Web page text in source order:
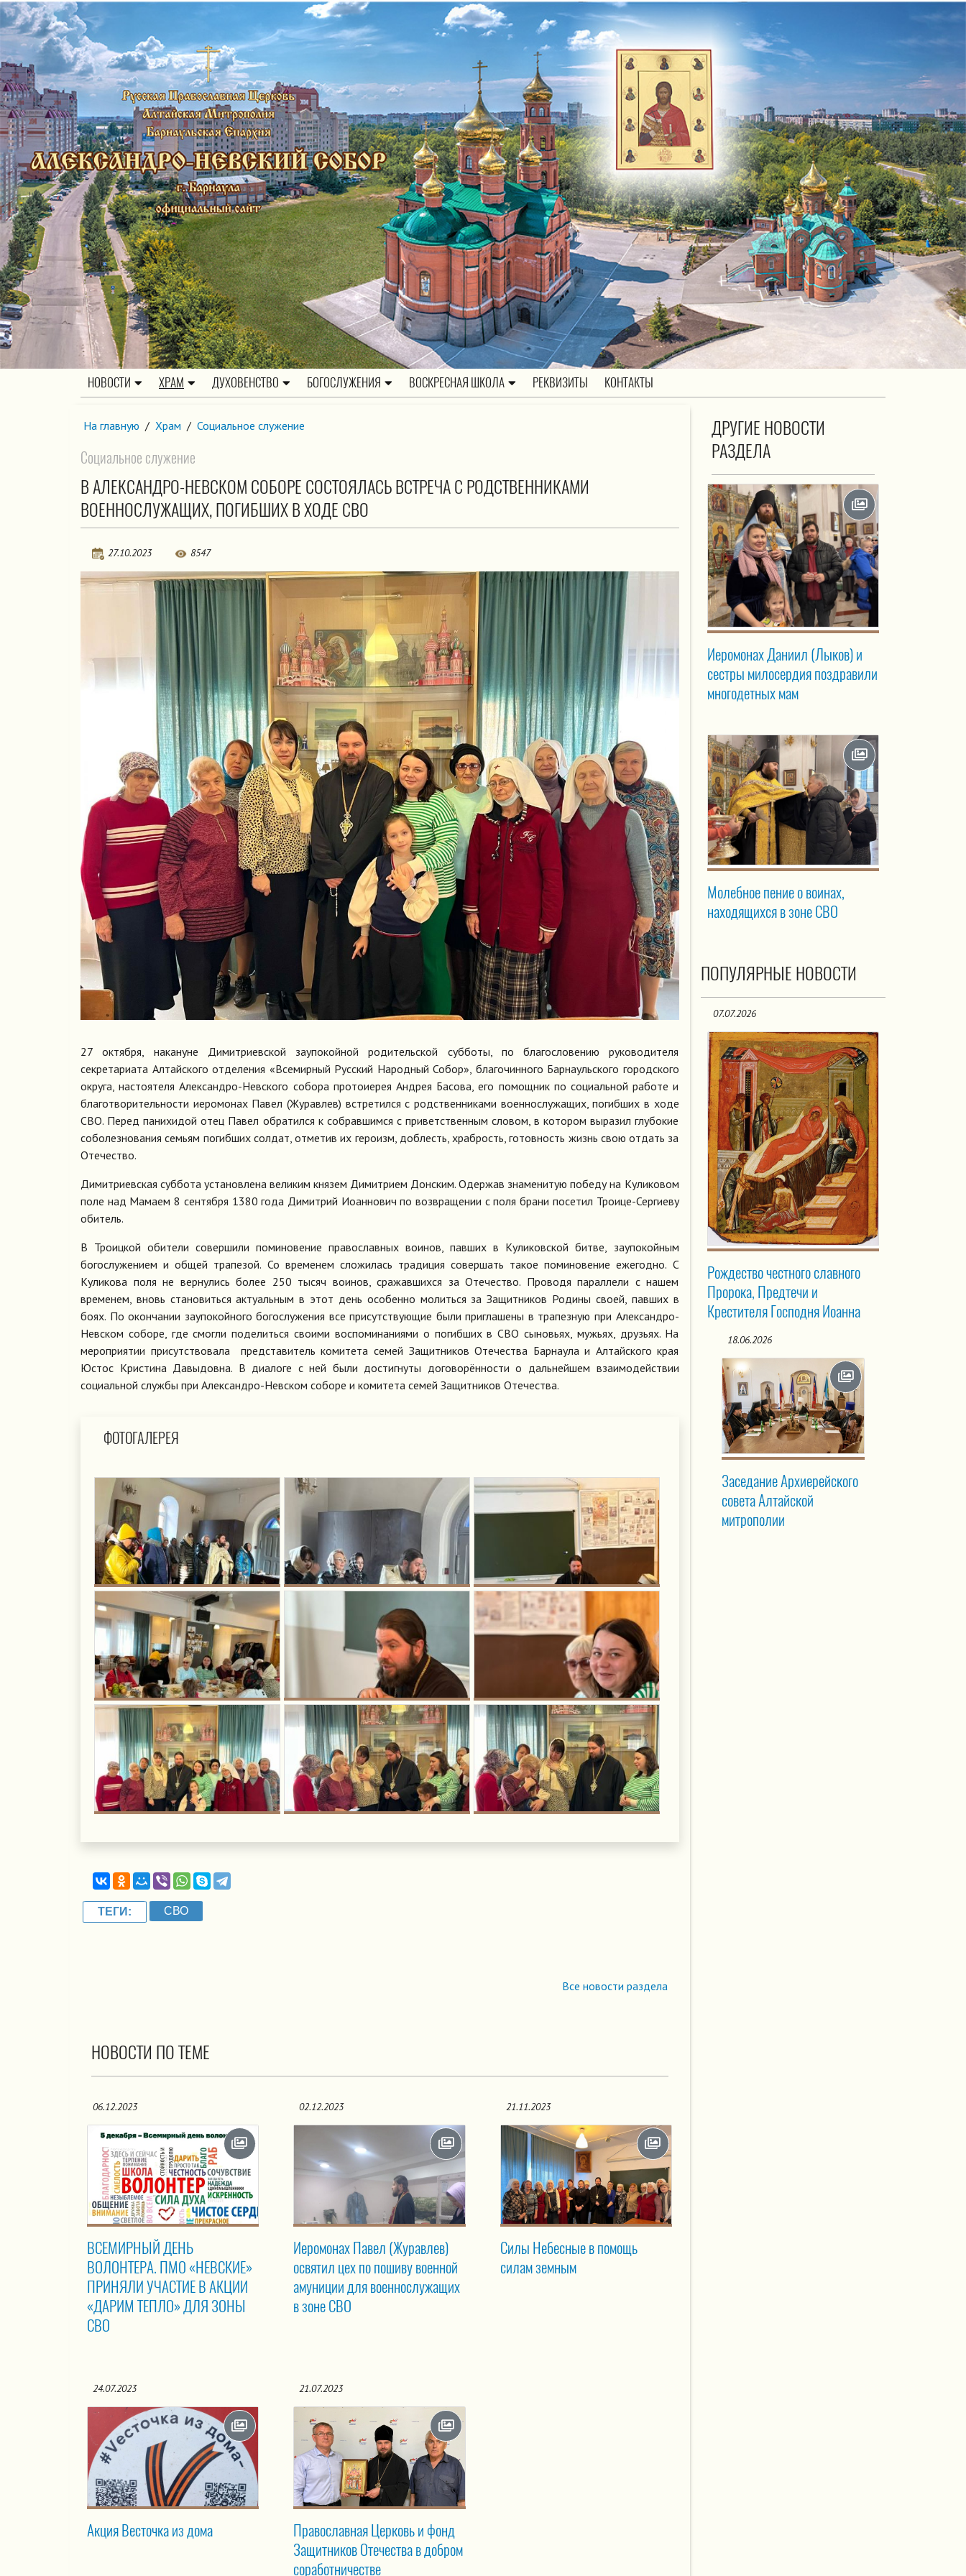
НОВОСТИ ХРАМ ДУХОВЕНСТВО БОГОСЛУЖЕНИЯ ВОСКРЕСНАЯ ШКОЛА РЕКВИЗИТЫ КОНТАКТЫ
На главную / Храм / Социальное служение
Социальное служение
В АЛЕКСАНДРО-НЕВСКОМ СОБОРЕ СОСТОЯЛАСЬ ВСТРЕЧА С РОДСТВЕННИКАМИ
ВОЕННОСЛУЖАЩИХ, ПОГИБШИХ В ХОДЕ СВО
27.10.2023 8547
27 октября, накануне Димитриевской заупокойной родительской субботы, по благословению руководителя
секретариата Алтайского отделения «Всемирный Русский Народный Собор», благочинного Барнаульского городского
округа, настоятеля Александро-Невского собора протоиерея Андрея Басова, его помощник по социальной работе и
благотворительности иеромонах Павел (Журавлев) встретился с родственниками военнослужащих, погибших в ходе
СВО. Перед панихидой отец Павел обратился к собравшимся с приветственным словом, в котором выразил глубокие
соболезнования семьям погибших солдат, отметив их героизм, доблесть, храбрость, готовность жизнь свою отдать за
Отечество.
Димитриевская суббота установлена великим князем Димитрием Донским. Одержав знаменитую победу на Куликовом
поле над Мамаем 8 сентября 1380 года Димитрий Иоаннович по возвращении с поля брани посетил Троице-Сергиеву
обитель.
В Троицкой обители совершили поминовение православных воинов, павших в Куликовской битве, заупокойным
богослужением и общей трапезой. Со временем сложилась традиция совершать такое поминовение ежегодно. С
Куликова поля не вернулись более 250 тысяч воинов, сражавшихся за Отечество. Проводя параллели с нашем
временем, вновь становиться актуальным в этот день особенно молиться за Защитников Родины своей, павших в
боях. По окончании заупокойного богослужения все присутствующие были приглашены в трапезную при Александро-
Невском соборе, где смогли поделиться своими воспоминаниями о погибших в СВО сыновьях, мужьях, друзьях. На
мероприятии присутствовала представитель комитета семей Защитников Отечества Барнаула и Алтайского края
Юстос Кристина Давыдовна. В диалоге с ней были достигнуты договорённости о дальнейшем взаимодействии
социальной службы при Александро-Невском соборе и комитета семей Защитников Отечества.
ФОТОГАЛЕРЕЯ
ТЕГИ: СВО
Все новости раздела
НОВОСТИ ПО ТЕМЕ
06.12.2023
ВСЕМИРНЫЙ ДЕНЬ
ВОЛОНТЕРА. ПМО «НЕВСКИЕ»
ПРИНЯЛИ УЧАСТИЕ В АКЦИИ
«ДАРИМ ТЕПЛО» ДЛЯ ЗОНЫ
СВО
02.12.2023
Иеромонах Павел (Журавлев)
освятил цех по пошиву военной
амуниции для военнослужащих
в зоне СВО
21.11.2023
Силы Небесные в помощь
силам земным
24.07.2023
Акция Весточка из дома
21.07.2023
Православная Церковь и фонд
Защитников Отечества в добром
соработничестве
ДРУГИЕ НОВОСТИ
РАЗДЕЛА
Иеромонах Даниил (Лыков) и
сестры милосердия поздравили
многодетных мам
Молебное пение о воинах,
находящихся в зоне СВО
ПОПУЛЯРНЫЕ НОВОСТИ
07.07.2026
Рождество честного славного
Пророка, Предтечи и
Крестителя Господня Иоанна
18.06.2026
Заседание Архиерейского
совета Алтайской
митрополии